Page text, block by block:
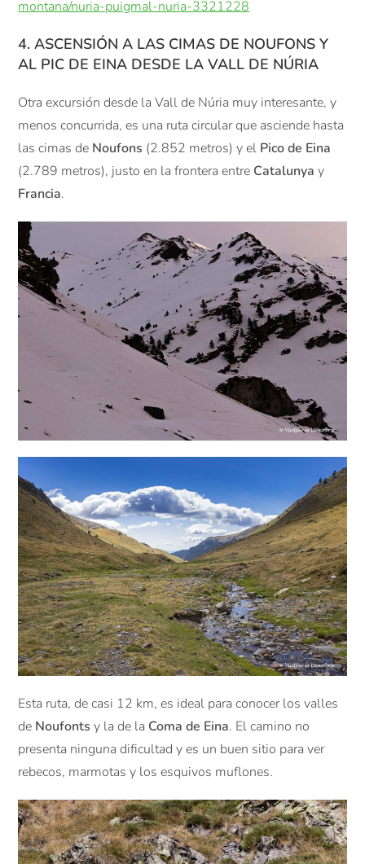
montana/nuria-puigmal-nuria-3321228
4. ASCENSIÓN A LAS CIMAS DE NOUFONS Y
AL PIC DE EINA DESDE LA VALL DE NÚRIA
Otra excursión desde la Vall de Núria muy interesante, y
menos concurrida, es una ruta circular que asciende hasta
las cimas de Noufons (2.852 metros) y el Pico de Eina
(2.789 metros), justo en la frontera entre Catalunya y
Francia.
Esta ruta, de casi 12 km, es ideal para conocer los valles
de Noufonts y la de la Coma de Eina. El camino no
presenta ninguna dificultad y es un buen sitio para ver
rebecos, marmotas y los esquivos muflones.